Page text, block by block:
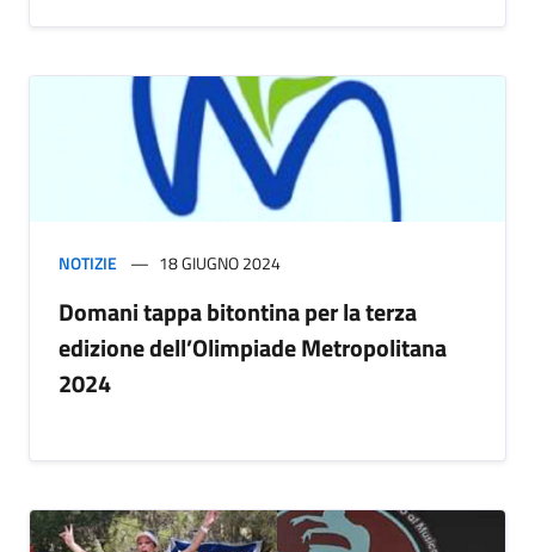
NOTIZIE 18 GIUGNO 2024
Domani tappa bitontina per la terza
edizione dell’Olimpiade Metropolitana
2024